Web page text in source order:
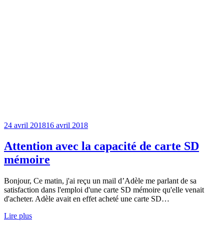
24 avril 201816 avril 2018
Attention avec la capacité de carte SD
mémoire
Bonjour, Ce matin, j'ai reçu un mail d’Adèle me parlant de sa
satisfaction dans l'emploi d'une carte SD mémoire qu'elle venait
d'acheter. Adèle avait en effet acheté une carte SD…
Lire plus